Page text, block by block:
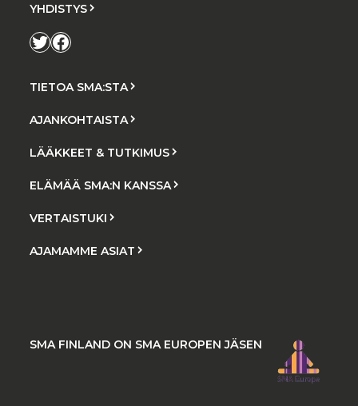
YHDISTYS
TwitterFacebook
TIETOA SMA:STA
AJANKOHTAISTA
LÄÄKKEET & TUTKIMUS
ELÄMÄÄ SMA:N KANSSA
VERTAISTUKI
AJAMAMME ASIAT
SMA FINLAND ON SMA EUROPEN JÄSEN